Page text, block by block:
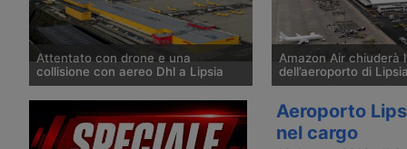
Attentato con drone e una
collisione con aereo Dhl a Lipsia
Un drone con un presunto ordigno è
stato individuato la notte del 5
agosto nei pressi di un aereo cargo
Amazon Air chiuderà
dell’aeroporto di
Amazon ha
fine di quest’anno
piattaforma della
Aeroporto
nel cargo